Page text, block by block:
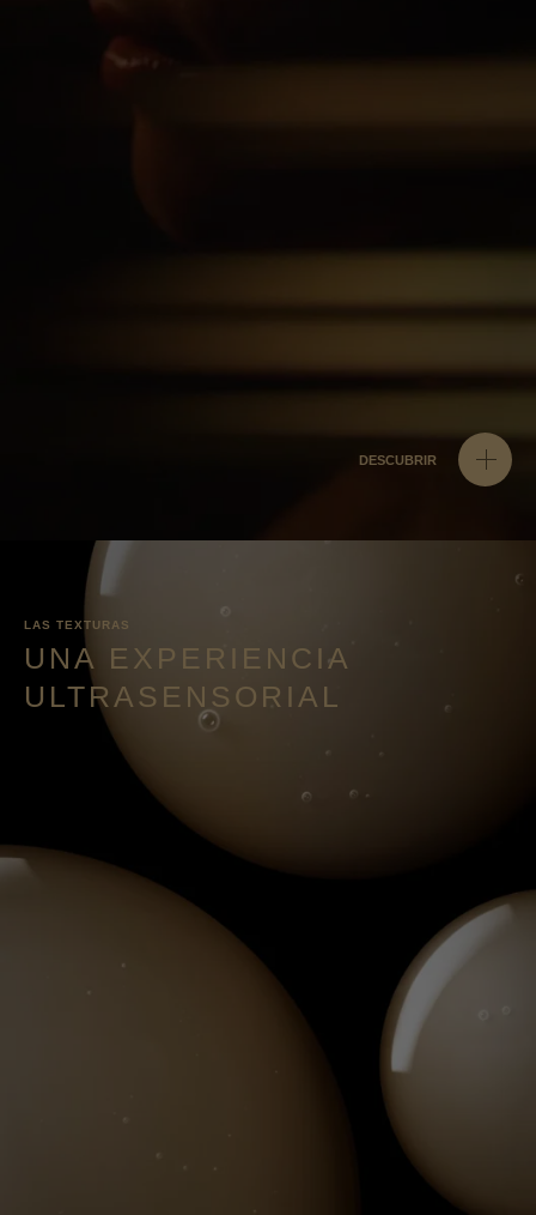
DESCUBRIR
LAS TEXTURAS
UNA EXPERIENCIA
ULTRASENSORIAL